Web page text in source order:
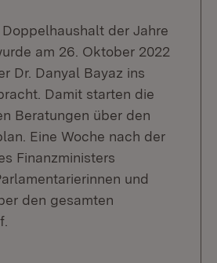
der Jahre
am 26. Oktober 2022
Dr. Danyal Bayaz ins
Damit starten die
Beratungen über den
Eine Woche nach der
Finanzministers
und
den gesamten